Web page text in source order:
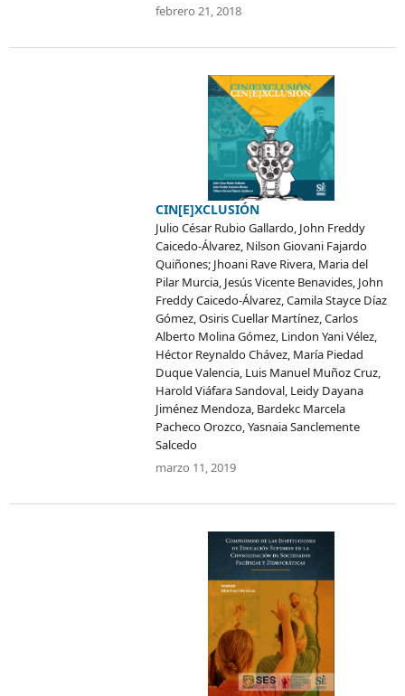
febrero 21, 2018
CIN[E]XCLUSIÓN
Julio César Rubio Gallardo, John Freddy
Caicedo-Álvarez, Nilson Giovani Fajardo
Quiñones; Jhoani Rave Rivera, Maria del
Pilar Murcia, Jesús Vicente Benavides, John
Freddy Caicedo-Álvarez, Camila Stayce Díaz
Gómez, Osiris Cuellar Martínez, Carlos
Alberto Molina Gómez, Lindon Yani Vélez,
Héctor Reynaldo Chávez, María Piedad
Duque Valencia, Luis Manuel Muñoz Cruz,
Harold Viáfara Sandoval, Leidy Dayana
Jiménez Mendoza, Bardekc Marcela
Pacheco Orozco, Yasnaia Sanclemente
Salcedo
marzo 11, 2019